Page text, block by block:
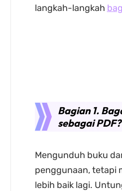
langkah-langkah
Bagian 1.
sebagai PDF?
Mengunduh buku
penggunaan, tetapi
lebih baik lagi.